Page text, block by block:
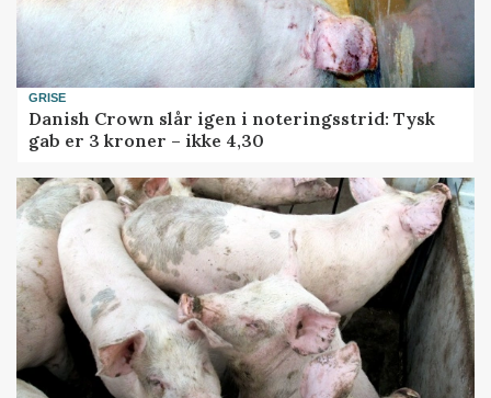
GRISE
Danish Crown slår igen i noteringsstrid: Tysk
gab er 3 kroner – ikke 4,30